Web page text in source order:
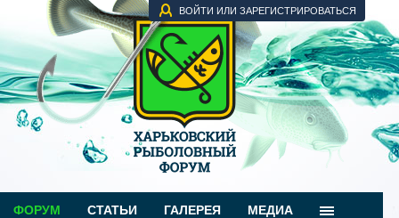
ВОЙТИ ИЛИ ЗАРЕГИСТРИРОВАТЬСЯ
ФОРУМ СТАТЬИ ГАЛЕРЕЯ МЕДИА